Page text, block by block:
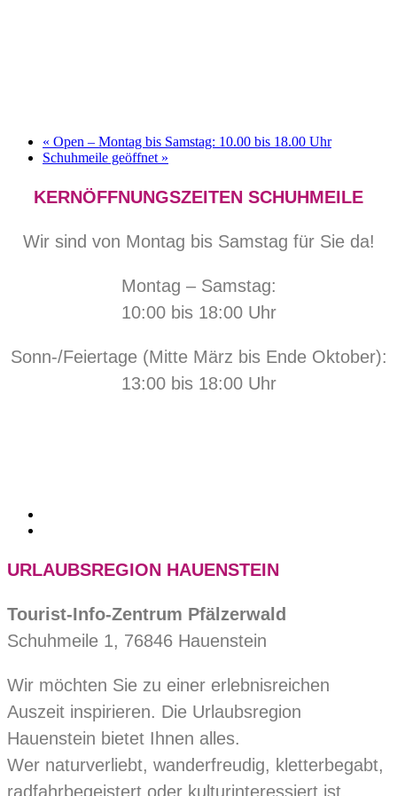
« Open – Montag bis Samstag: 10.00 bis 18.00 Uhr
Schuhmeile geöffnet »
KERNÖFFNUNGSZEITEN SCHUHMEILE
Wir sind von Montag bis Samstag für Sie da!
Montag – Samstag:
10:00 bis 18:00 Uhr
Sonn-/Feiertage (Mitte März bis Ende Oktober):
13:00 bis 18:00 Uhr
URLAUBSREGION HAUENSTEIN
Tourist-Info-Zentrum Pfälzerwald
Schuhmeile 1, 76846 Hauenstein
Wir möchten Sie zu einer erlebnisreichen
Auszeit inspirieren. Die Urlaubsregion
Hauenstein bietet Ihnen alles.
Wer naturverliebt, wanderfreudig, kletterbegabt,
radfahrbegeistert oder kulturinteressiert ist,